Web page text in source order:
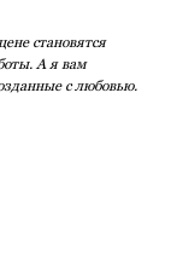
становятся
А я вам
с любовью.